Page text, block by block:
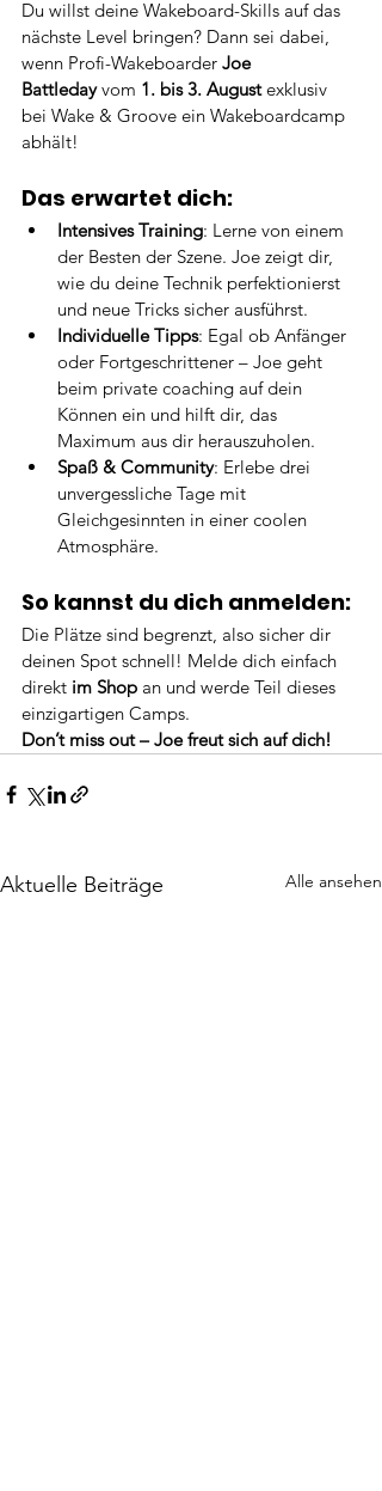
Du willst deine Wakeboard-Skills auf das
nächste Level bringen? Dann sei dabei,
wenn Profi-Wakeboarder Joe
Battleday vom 1. bis 3. August exklusiv
bei Wake & Groove ein Wakeboardcamp
abhält!
Das erwartet dich:
Intensives Training: Lerne von einem
der Besten der Szene. Joe zeigt dir,
wie du deine Technik perfektionierst
und neue Tricks sicher ausführst.
Individuelle Tipps: Egal ob Anfänger
oder Fortgeschrittener – Joe geht
beim private coaching auf dein
Können ein und hilft dir, das
Maximum aus dir herauszuholen.
Spaß & Community: Erlebe drei
unvergessliche Tage mit
Gleichgesinnten in einer coolen
Atmosphäre.
So kannst du dich anmelden:
Die Plätze sind begrenzt, also sicher dir
deinen Spot schnell! Melde dich einfach
direkt im Shop an und werde Teil dieses
einzigartigen Camps.
Don’t miss out – Joe freut sich auf dich!
Aktuelle Beiträge Alle ansehen